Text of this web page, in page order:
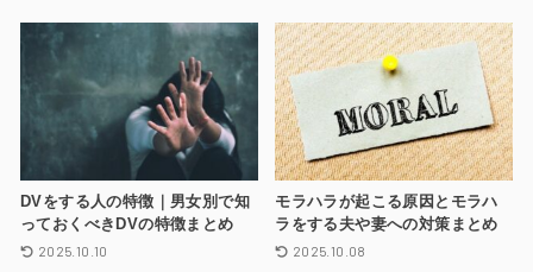
DVをする人の特徴｜男女別で知
っておくべきDVの特徴まとめ
2025.10.10
モラハラが起こる原因とモラハ
ラをする夫や妻への対策まとめ
2025.10.08